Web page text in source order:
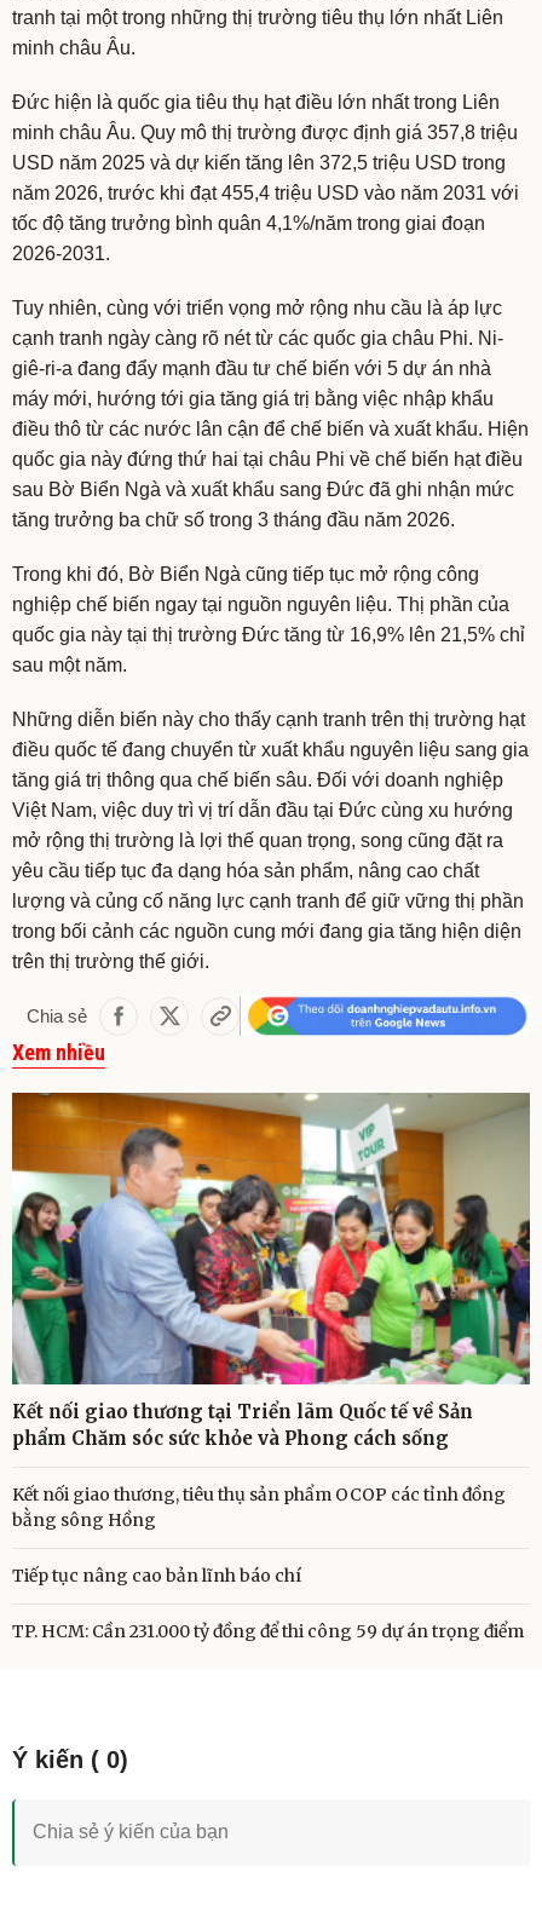
tranh tại một trong những thị trường tiêu thụ lớn nhất Liên
minh châu Âu.
Đức hiện là quốc gia tiêu thụ hạt điều lớn nhất trong Liên
minh châu Âu. Quy mô thị trường được định giá 357,8 triệu
USD năm 2025 và dự kiến tăng lên 372,5 triệu USD trong
năm 2026, trước khi đạt 455,4 triệu USD vào năm 2031 với
tốc độ tăng trưởng bình quân 4,1%/năm trong giai đoạn
2026-2031.
Tuy nhiên, cùng với triển vọng mở rộng nhu cầu là áp lực
cạnh tranh ngày càng rõ nét từ các quốc gia châu Phi. Ni-
giê-ri-a đang đẩy mạnh đầu tư chế biến với 5 dự án nhà
máy mới, hướng tới gia tăng giá trị bằng việc nhập khẩu
điều thô từ các nước lân cận để chế biến và xuất khẩu. Hiện
quốc gia này đứng thứ hai tại châu Phi về chế biến hạt điều
sau Bờ Biển Ngà và xuất khẩu sang Đức đã ghi nhận mức
tăng trưởng ba chữ số trong 3 tháng đầu năm 2026.
Trong khi đó, Bờ Biển Ngà cũng tiếp tục mở rộng công
nghiệp chế biến ngay tại nguồn nguyên liệu. Thị phần của
quốc gia này tại thị trường Đức tăng từ 16,9% lên 21,5% chỉ
sau một năm.
Những diễn biến này cho thấy cạnh tranh trên thị trường hạt
điều quốc tế đang chuyển từ xuất khẩu nguyên liệu sang gia
tăng giá trị thông qua chế biến sâu. Đối với doanh nghiệp
Việt Nam, việc duy trì vị trí dẫn đầu tại Đức cùng xu hướng
mở rộng thị trường là lợi thế quan trọng, song cũng đặt ra
yêu cầu tiếp tục đa dạng hóa sản phẩm, nâng cao chất
lượng và củng cố năng lực cạnh tranh để giữ vững thị phần
trong bối cảnh các nguồn cung mới đang gia tăng hiện diện
trên thị trường thế giới.
Chia sẻ
Xem nhiều
Kết nối giao thương tại Triển lãm Quốc tế về Sản
phẩm Chăm sóc sức khỏe và Phong cách sống
Kết nối giao thương, tiêu thụ sản phẩm OCOP các tỉnh đồng
bằng sông Hồng
Tiếp tục nâng cao bản lĩnh báo chí
TP. HCM: Cần 231.000 tỷ đồng để thi công 59 dự án trọng điểm